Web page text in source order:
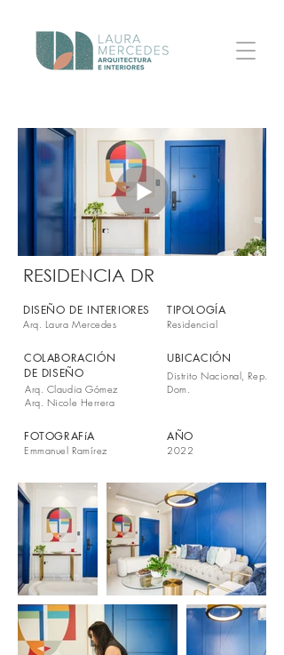
RESIDENCIA DR
DISEÑO DE INTERIORES
Arq. Laura Mercedes
COLABORACIÓN
DE DISEÑO
Arq. Claudia Gómez
TIPOLOGÍA
Residencial
UBICACIÓN
Distrito Nacional, Rep.
Dom.
Arq. Nicole Herrera
FOTOGRAFíA
Emmanuel Ramírez
AÑO
2022